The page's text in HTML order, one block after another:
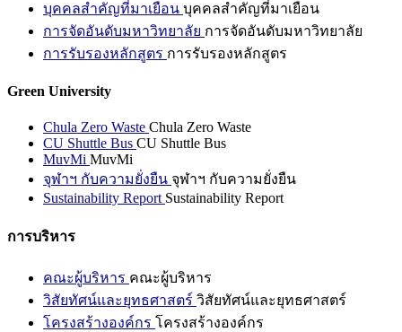
บุคคลสำคัญที่มาเยือน บุคคลสำคัญที่มาเยือน
การจัดอันดับมหาวิทยาลัย การจัดอันดับมหาวิทยาลัย
การรับรองหลักสูตร การรับรองหลักสูตร
Green University
Chula Zero Waste Chula Zero Waste
CU Shuttle Bus CU Shuttle Bus
MuvMi MuvMi
จุฬาฯ กับความยั่งยืน จุฬาฯ กับความยั่งยืน
Sustainability Report Sustainability Report
การบริหาร
คณะผู้บริหาร คณะผู้บริหาร
วิสัยทัศน์และยุทธศาสตร์ วิสัยทัศน์และยุทธศาสตร์
โครงสร้างองค์กร โครงสร้างองค์กร